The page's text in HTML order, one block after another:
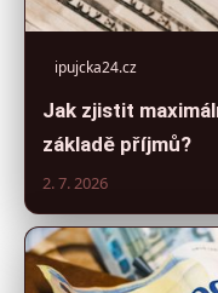
ipujcka24.cz
Jak zjistit
základě příjmů?
2. 7. 2026